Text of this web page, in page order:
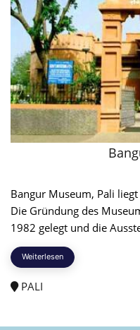
Bangur Museum, Pali
Die Gründung des
1982 gelegt und die
Weiterlesen
PALI